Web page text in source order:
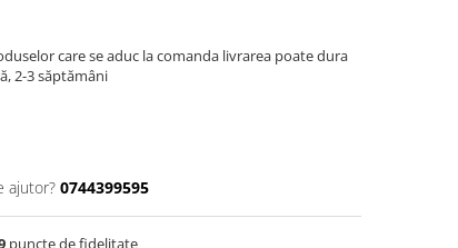
care se aduc la comanda livrarea poate dura
2-3 săptămâni
ajutor? 0744399595
puncte de fidelitate